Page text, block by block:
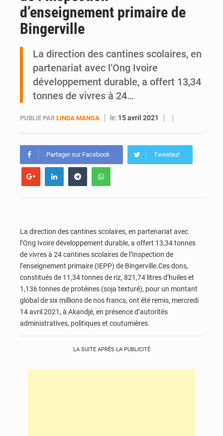
SOTRA / Yopougon : la gare Kouté délocalisée temporairement vers SIDECI pour la fête de l’Indépendance
d’enseignement primaire de
Bingerville
La direction des cantines scolaires, en
partenariat avec l’Ong Ivoire
développement durable, a offert 13,34
tonnes de vivres à 24…
PUBLIÉ PAR LINDA MANGA le: 15 avril 2021
Partager sur Facebook Tweetez!
La direction des cantines scolaires, en partenariat avec
l’Ong Ivoire développement durable, a offert 13,34 tonnes
de vivres à 24 cantines scolaires de l’Inspection de
l’enseignement primaire (IEPP) de Bingerville.Ces dons,
constitués de 11,34 tonnes de riz, 821,74 litres d’huiles et
1,136 tonnes de protéines (soja texturé), pour un montant
global de six millions de nos francs, ont été remis, mercredi
14 avril 2021, à Akandjé, en présence d’autorités
administratives, politiques et coutumières.
LA SUITE APRÈS LA PUBLICITÉ